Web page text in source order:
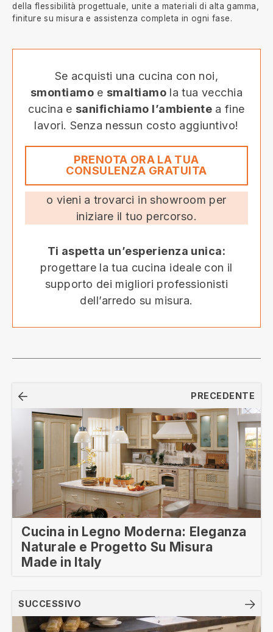
della flessibilità progettuale, unite a materiali di alta gamma,
finiture su misura e assistenza completa in ogni fase.
Se acquisti una cucina con noi,
smontiamo e smaltiamo la tua vecchia
cucina e sanifichiamo l’ambiente a fine
lavori. Senza nessun costo aggiuntivo!
PRENOTA ORA LA TUA
CONSULENZA GRATUITA
o vieni a trovarci in showroom per
iniziare il tuo percorso.
Ti aspetta un’esperienza unica:
progettare la tua cucina ideale con il
supporto dei migliori professionisti
dell’arredo su misura.
Navigazione
articoli
PRECEDENTE
Cucina in Legno Moderna: Eleganza
Naturale e Progetto Su Misura
Made in Italy
SUCCESSIVO